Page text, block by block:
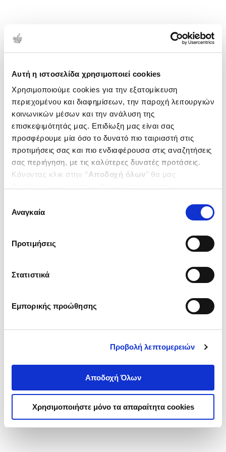
Αυτή η ιστοσελίδα χρησιμοποιεί cookies
Χρησιμοποιούμε cookies για την εξατομίκευση
περιεχομένου και διαφημίσεων, την παροχή λειτουργιών
κοινωνικών μέσων και την ανάλυση της
επισκεψιμότητάς μας. Επιδίωξη μας είναι σας
προσφέρουμε μία όσο το δυνατό πιο ταιριαστή στις
προτιμήσεις σας και πιο ενδιαφέρουσα στις αναζητήσεις
σας περιήγηση, με τις καλύτερες δυνατές προτάσεις.
Κάνοντας κλικ στην ‘’Αποδοχή όλων’’ θα μας
ενδιαφέρουν και να επιλέξετε από τα παρακάτω με την
΄΄και να ενημερωθείτε σχετικά με
συγκατάθεσης
Αναγκαία
Προτιμήσεις
Στατιστικά
Εμπορικής προώθησης
Προβολή λεπτομερειών
Αποδοχή Όλων
Χρησιμοποιήστε μόνο τα απαραίτητα cookies